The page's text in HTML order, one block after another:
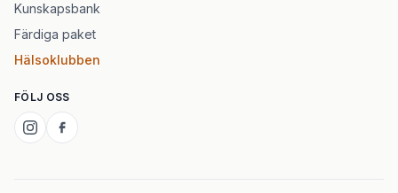
Kunskapsbank
Färdiga paket
Hälsoklubben
FÖLJ OSS